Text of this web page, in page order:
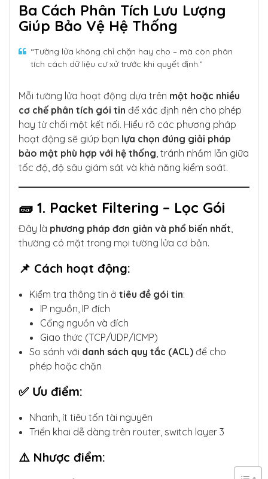
Ba Cách Phân Tích Lưu Lượng
Giúp Bảo Vệ Hệ Thống
“Tường lửa không chỉ chặn hay cho – mà còn phân
tích cách dữ liệu cư xử trước khi quyết định.”
Mỗi tường lửa hoạt động dựa trên một hoặc nhiều
cơ chế phân tích gói tin để xác định nên cho phép
hay từ chối một kết nối. Hiểu rõ các phương pháp
hoạt động sẽ giúp bạn lựa chọn đúng giải pháp
bảo mật phù hợp với hệ thống , tránh nhầm lẫn giữa
tốc độ, độ sâu giám sát và khả năng kiểm soát.
🧱 1. Packet Filtering – Lọc Gói
Đây là phương pháp đơn giản và phổ biến nhất
thường có mặt trong mọi tường lửa cơ bản.
📌 Cách hoạt động:
Kiểm tra thông tin ở tiêu đề gói tin:
IP nguồn, IP đích
Cổng nguồn và đích
Giao thức (TCP/UDP/ICMP)
So sánh với danh sách quy tắc (ACL) để cho
phép hoặc chặn
✅ Ưu điểm:
Nhanh, ít tiêu tốn tài nguyên
Triển khai dễ dàng trên router, switch layer 3
⚠️ Nhược điểm: